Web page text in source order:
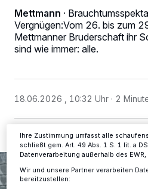
Mettmann ·
Vergnügen:Vom 26. bis zum
Mettmanner Bruderschaft ihr
sind wie immer: alle.
18.06.2026 , 10:32 Uhr 2
Wir und unsere218-Partner speichern
personenbezogene Daten wie
Kennungen auf Ihrem Gerät zu. Durch
Tracking-Technologien für die unter
verarbeiten Daten, um Ihnen Dienste
Einstellungen oder Ablehnen am
Informationen finden Sie in unserer
Ihre Zustimmung umfasst alle
schließt gem. Art. 49 Abs. 1 S. 1 lit. a
Datenverarbeitung außerhalb des
Wir und unsere Partner verarbeiten
bereitzustellen: